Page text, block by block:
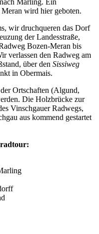
Marling. Ein
wird hier geboten.
wir druchqueren das Dorf
der Landesstraße,
Bozen-Meran bis
verlassen den Radweg am
über den Sissiweg
in Obermais.
Ortschaften (Algund,
Die Holzbrücke zur
Vinschgauer Radwegs,
aus kommend gestartet